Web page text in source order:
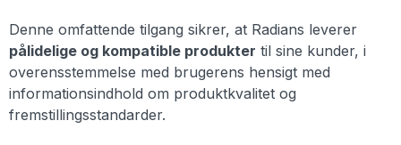
Denne omfattende tilgang sikrer, at Radians leverer
pålidelige og kompatible produkter til sine kunder, i
overensstemmelse med brugerens hensigt med
informationsindhold om produktkvalitet og
fremstillingsstandarder.